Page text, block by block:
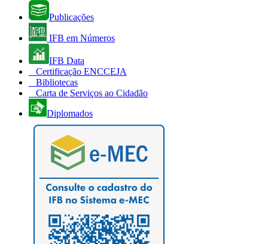
Publicações
IFB em Números
IFB Data
Certificação ENCCEJA
Bibliotecas
Carta de Serviços ao Cidadão
Diplomados